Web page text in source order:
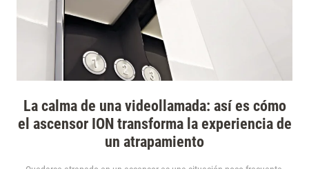
La calma de una videollamada: así es cómo
el ascensor ION transforma la experiencia de
un atrapamiento